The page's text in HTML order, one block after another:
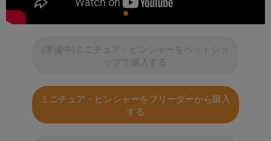
(準備中)ミニチュア・ピンシャーをペットショ
ップで購入する
ミニチュア・ピンシャーをブリーダーから購入
する